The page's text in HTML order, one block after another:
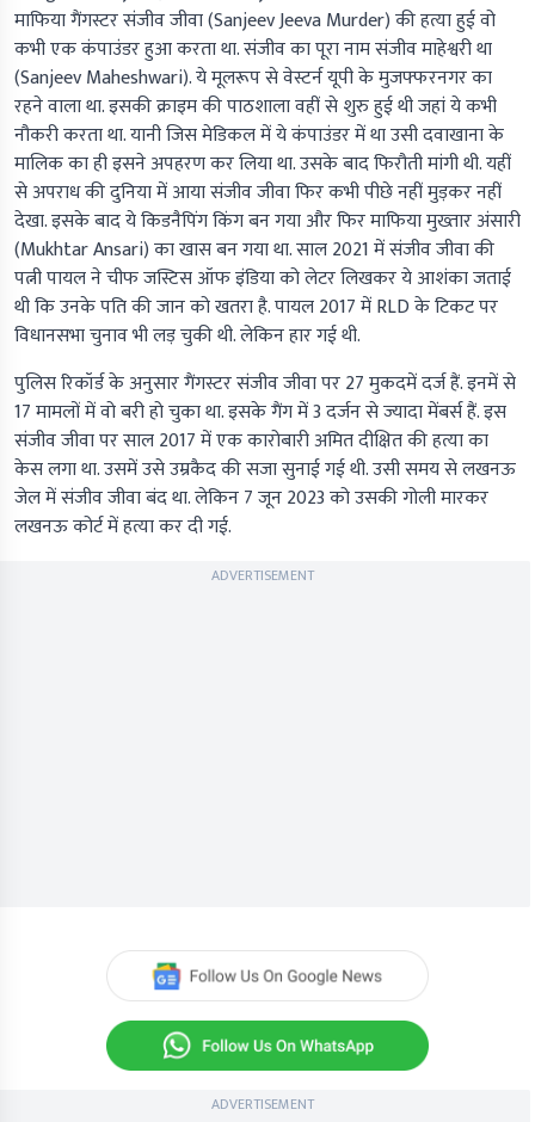
माफिया गैंगस्टर संजीव जीवा (Sanjeev Jeeva Murder) की हत्या हुई वो
कभी एक कंपाउंडर हुआ करता था. संजीव का पूरा नाम संजीव माहेश्वरी था
(Sanjeev Maheshwari). ये मूलरूप से वेस्टर्न यूपी के मुजफ्फरनगर का
रहने वाला था. इसकी क्राइम की पाठशाला वहीं से शुरु हुई थी जहां ये कभी
नौकरी करता था. यानी जिस मेडिकल में ये कंपाउंडर में था उसी दवाखाना के
मालिक का ही इसने अपहरण कर लिया था. उसके बाद फिरौती मांगी थी. यहीं
से अपराध की दुनिया में आया संजीव जीवा फिर कभी पीछे नहीं मुड़कर नहीं
देखा. इसके बाद ये किडनैपिंग किंग बन गया और फिर माफिया मुख्तार अंसारी
(Mukhtar Ansari) का खास बन गया था. साल 2021 में संजीव जीवा की
पत्नी पायल ने चीफ जस्टिस ऑफ इंडिया को लेटर लिखकर ये आशंका जताई
थी कि उनके पति की जान को खतरा है. पायल 2017 में RLD के टिकट पर
विधानसभा चुनाव भी लड़ चुकी थी. लेकिन हार गई थी.
पुलिस रिकॉर्ड के अनुसार गैंगस्टर संजीव जीवा पर 27 मुकदमें दर्ज हैं. इनमें से
17 मामलों में वो बरी हो चुका था. इसके गैंग में 3 दर्जन से ज्यादा मेंबर्स हैं. इस
संजीव जीवा पर साल 2017 में एक कारोबारी अमित दीक्षित की हत्या का
केस लगा था. उसमें उसे उम्रकैद की सजा सुनाई गई थी. उसी समय से लखनऊ
जेल में संजीव जीवा बंद था. लेकिन 7 जून 2023 को उसकी गोली मारकर
लखनऊ कोर्ट में हत्या कर दी गई.
ADVERTISEMENT
ADVERTISEMENT